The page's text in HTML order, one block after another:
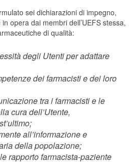
sei dichiarazioni di impegno,
opera dai membri dell’UEFS stessa,
di qualità:
degli Utenti per adattare
dei farmacisti e dei loro
tra i farmacisti e le
cura dell’Utente,
all’informazione e
della popolazione;
rapporto farmacista-paziente